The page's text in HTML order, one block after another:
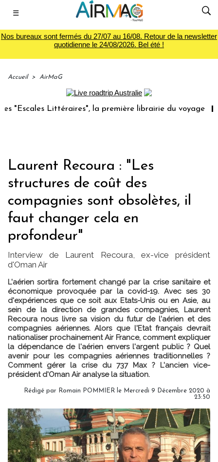
☰
Nos bureaux sont fermés du 27/07 au 16/08. Retour de la newsletter
quotidienne le 24/08/2026. Bel été !
Accueil > AirMaG
la première librairie du voyage Le groupe
Laurent Recoura : "Les
structures de coût des
compagnies sont obsolètes, il
faut changer cela en
profondeur"
Interview de Laurent Recoura, ex-vice président
d'Oman Air
L'aérien sortira fortement changé par la crise sanitaire et
économique provoquée par la covid-19. Avec ses 30
d'expériences que ce soit aux Etats-Unis ou en Asie, au
sein de la direction de grandes compagnies, Laurent
Recoura nous livre sa vision du futur de l'aérien et des
compagnies aériennes. Alors que l'Etat français devrait
nationaliser prochainement Air France, comment expliquer
la dépendance de l'aérien envers l'argent public ? Quel
avenir pour les compagnies aériennes traditionnelles ?
Comment gérer la crise du 737 Max ? L'ancien vice-
président d'Oman Air analyse la situation.
Rédigé par Romain POMMIER le Mercredi 9 Décembre 2020 à
23:50